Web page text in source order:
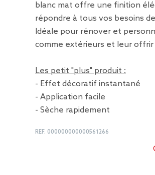
blanc mat offre une finition
répondre à tous vos besoins
Idéale pour rénover et
comme extérieurs et leur
Les petit "plus" produit :
- Effet décoratif instantané
- Application facile
- Sèche rapidement
REF. 000000000000561266